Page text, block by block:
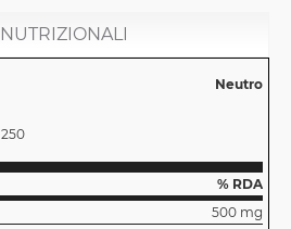
Neutro
250
% RDA
500 mg